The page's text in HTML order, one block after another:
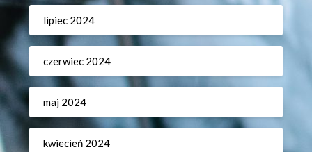
lipiec 2024
czerwiec 2024
maj 2024
kwiecień 2024